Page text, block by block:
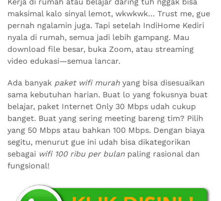
maksimal kalo sinyal lemot, wkwkwk… Trust me, gue
pernah ngalamin juga. Tapi setelah IndiHome Kediri
nyala di rumah, semua jadi lebih gampang. Mau
download file besar, buka Zoom, atau streaming
video edukasi—semua lancar.
Ada banyak paket wifi murah yang bisa disesuaikan
sama kebutuhan harian. Buat lo yang fokusnya buat
belajar, paket Internet Only 30 Mbps udah cukup
banget. Buat yang sering meeting bareng tim? Pilih
yang 50 Mbps atau bahkan 100 Mbps. Dengan biaya
segitu, menurut gue ini udah bisa dikategorikan
sebagai wifi 100 ribu per bulan paling rasional dan
fungsional!